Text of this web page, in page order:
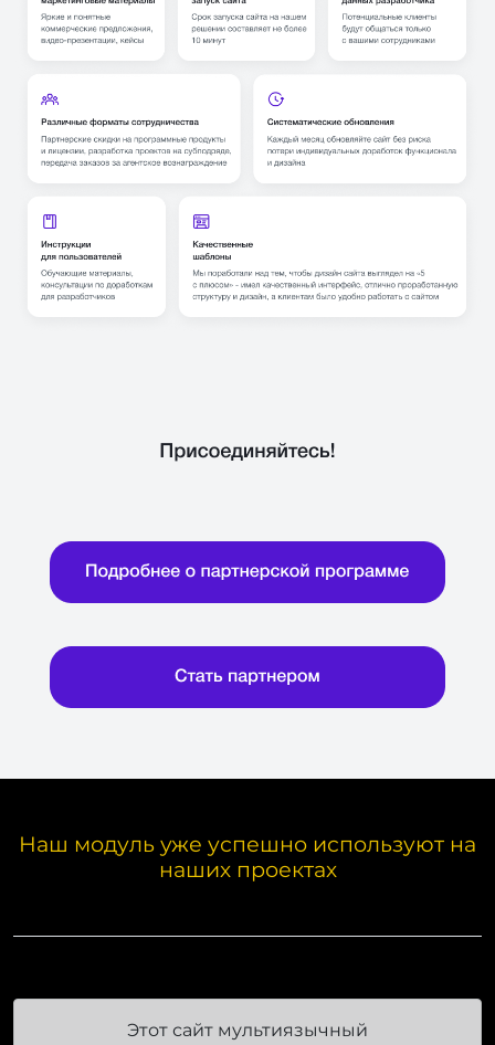
Наш модуль уже успешно используют на
наших проектах
Этот сайт мультиязычный